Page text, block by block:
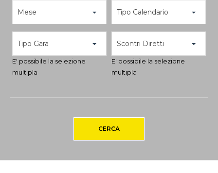
Mese Tipo Calendario
Tipo Gara
E' possibile la selezione
multipla
Scontri Diretti
E' possibile la selezione
multipla
CERCA